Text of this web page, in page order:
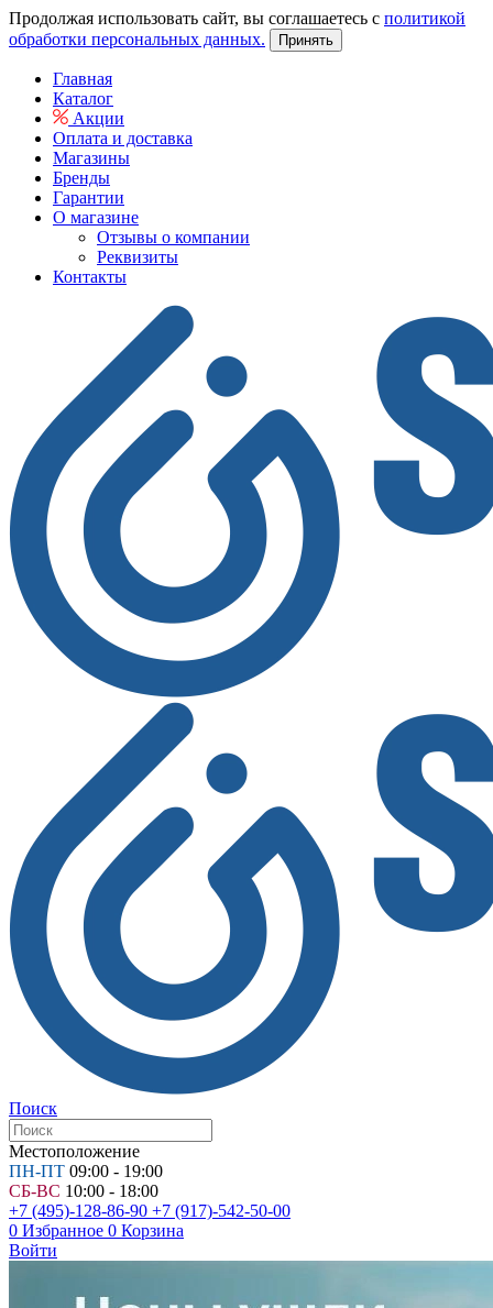
Продолжая использовать сайт, вы соглашаетесь с политикой
обработки персональных данных.
Принять
Главная
Каталог
Акции
Оплата и доставка
Магазины
Бренды
Гарантии
О магазине
Отзывы о компании
Реквизиты
Контакты
Поиск
Местоположение
ПН-ПТ 09:00 - 19:00
СБ-ВС 10:00 - 18:00
+7 (495)-128-86-90 +7 (917)-542-50-00
0 Избранное 0 Корзина
Войти